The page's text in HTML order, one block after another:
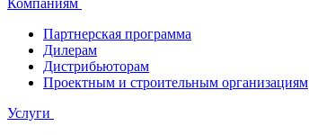
Компаниям
Партнерская программа
Дилерам
Дистрибьюторам
Проектным и строительным организациям
Услуги